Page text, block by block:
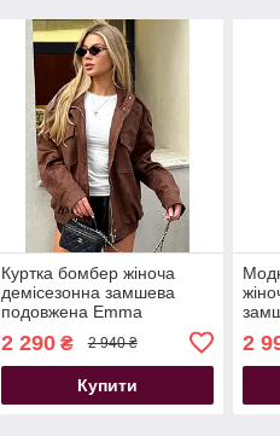
Куртка бомбер жіноча
демісезонна замшева
подовжена Emma
2 290₴ 2 940 ₴
Купити
2